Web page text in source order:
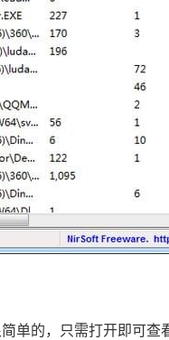
单的，只需打开即可查